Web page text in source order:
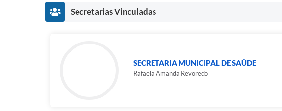
Secretarias Vinculadas
SECRETARIA MUNICIPAL DE SAÚDE
Rafaela Amanda Revoredo